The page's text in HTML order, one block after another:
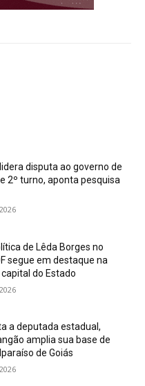
disputa ao governo de
2º turno, aponta pesquisa
de Lêda Borges no
segue em destaque na
do Estado
a deputada estadual,
amplia sua base de
de Goiás